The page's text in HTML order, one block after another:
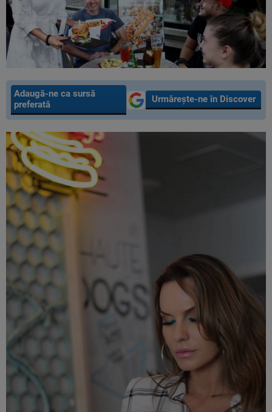
Adaugă-ne ca sursă
preferată
Urmărește-ne în Discover